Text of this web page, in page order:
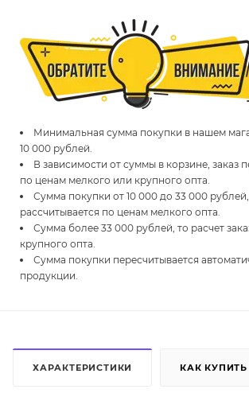
Минимальная сумма покупки в нашем
10 000 рублей.
В зависимости от суммы в корзине, заказ
по ценам мелкого или крупного опта.
Сумма покупки от 10 000 до 33 000 рублей,
рассчитывается по ценам мелкого опта.
Сумма более 33 000 рублей, то расчет
крупного опта.
Сумма покупки пересчитывается
продукции.
ХАРАКТЕРИСТИКИ КАК КУПИТЬ